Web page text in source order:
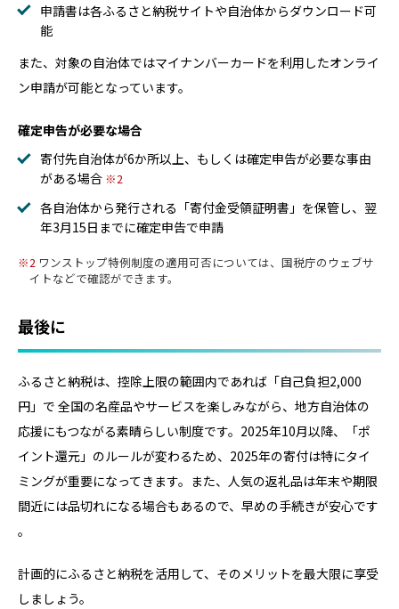
申請書は各ふるさと納税サイトや自治体からダウンロード可
能
また、対象の自治体ではマイナンバーカードを利用したオンライ
ン申請が可能となっています。
確定申告が必要な場合
寄付先自治体が6か所以上、もしくは確定申告が必要な事由
がある場合
2
各自治体から発行される「寄付金受領証明書」を保管し、翌
年3月15日までに確定申告で申請
2 ワンストップ特例制度の適用可否については、国税庁のウェブサ
イトなどで確認ができます。
最後に
ふるさと納税は、控除上限の範囲内であれば「自己負担2,000
円」で 全国の名産品やサービスを楽しみながら、地方自治体の
応援にもつながる素晴らしい制度です。2025年10月以降、「ポ
イント還元」のルールが変わるため、2025年の寄付は特にタイ
ミングが重要になってきます。また、人気の返礼品は年末や期限
間近には品切れになる場合もあるので、早めの手続きが安心です
。
計画的にふるさと納税を活用して、そのメリットを最大限に享受
しましょう。